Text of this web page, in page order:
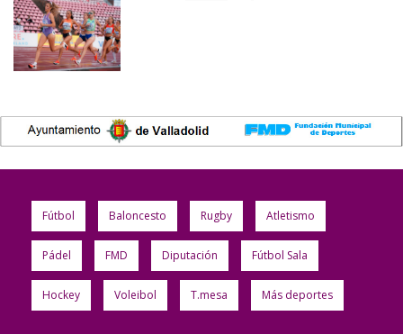
Fútbol Baloncesto Rugby Atletismo
Pádel FMD Diputación Fútbol Sala
Hockey Voleibol T.mesa Más deportes